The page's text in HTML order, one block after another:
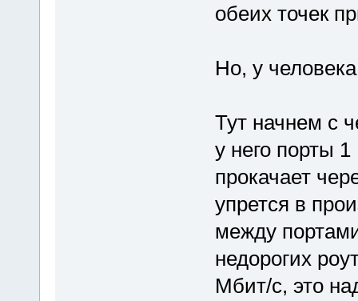
обеих точек
Но, у
Тут начнем с
у него порты 1
прокачает
упрется в
между
недорогих
Мбит/с, это